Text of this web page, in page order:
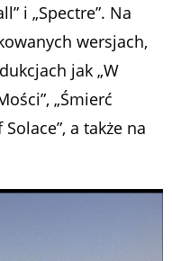
i „Spectre”. Na
wersjach,
jak „W
„Śmierć
a także na